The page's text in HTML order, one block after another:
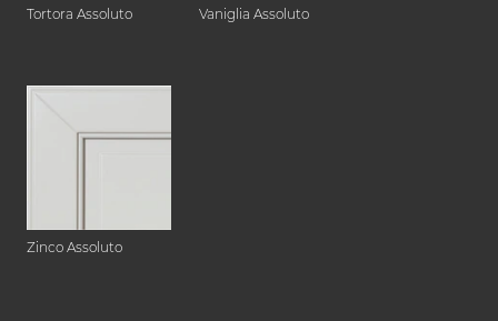
Tortora Assoluto Vaniglia Assoluto
Zinco Assoluto